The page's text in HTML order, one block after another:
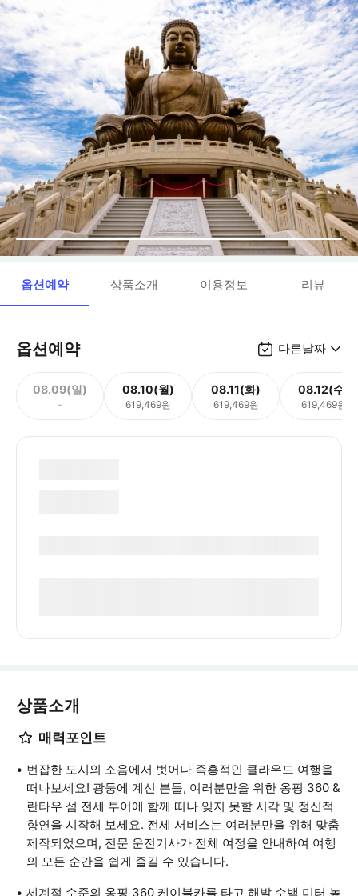
옵션예약 상품소개 이용정보 리뷰
옵션예약 다른날짜
08.09(일)
-
08.10(월)
619,469원
08.11(화)
619,469원
08.12(수)
619,469원
상품소개
매력포인트
번잡한 도시의 소음에서 벗어나 즉흥적인 클라우드 여행을
떠나보세요! 광둥에 계신 분들, 여러분만을 위한 옹핑 360 &
란타우 섬 전세 투어에 함께 떠나 잊지 못할 시각 및 정신적
향연을 시작해 보세요. 전세 서비스는 여러분만을 위해 맞춤
제작되었으며, 전문 운전기사가 전체 여정을 안내하여 여행
의 모든 순간을 쉽게 즐길 수 있습니다.
세계적 수준의 옹핑 360 케이블카를 타고 해발 수백 미터 높